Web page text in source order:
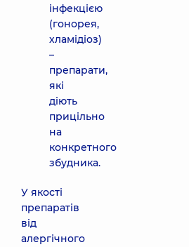
інфекцією
(гонорея,
хламідіоз)
–
препарати,
які
діють
прицільно
на
конкретного
збудника.
У якості
препаратів
від
алергічного